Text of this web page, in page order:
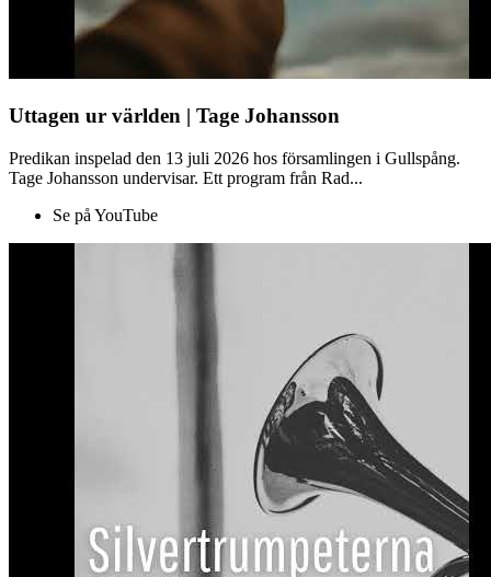
Uttagen ur världen | Tage Johansson
Predikan inspelad den 13 juli 2026 hos församlingen i Gullspång.
Tage Johansson undervisar. Ett program från Rad...
Se på YouTube